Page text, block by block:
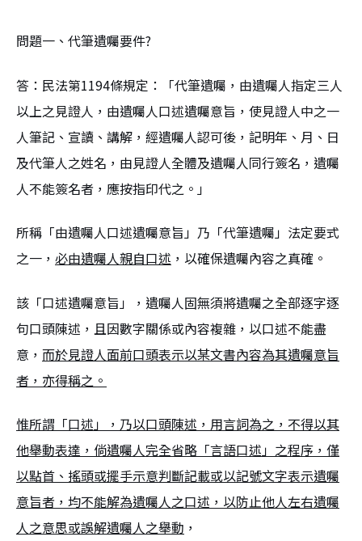
問題一、代筆遺囑要件?
答：民法第1194條規定：「代筆遺囑，由遺囑人指定三人
以上之見證人，由遺囑人口述遺囑意旨，使見證人中之一
人筆記、宣讀、講解，經遺囑人認可後，記明年、月、日
及代筆人之姓名，由見證人全體及遺囑人同行簽名，遺囑
人不能簽名者，應按指印代之。」
所稱「由遺囑人口述遺囑意旨」乃「代筆遺囑」法定要式
之一， 必由遺囑人親自口述 ，以確保遺囑內容之真確。
該「口述遺囑意旨」，遺囑人固無須將遺囑之全部逐字逐
句口頭陳述，且因數字關係或內容複雜，以口述不能盡
意， 而於見證人面前口頭表示以某文書內容為其遺囑意旨
者，亦得稱之。
惟所謂「口述」，乃以口頭陳述，用言詞為之，不得以其
他舉動表達，倘遺囑人完全省略「言語口述」之程序，僅
以點首、搖頭或擺手示意判斷記載或以記號文字表示遺囑
意旨者，均不能解為遺囑人之口述，以防止他人左右遺囑
人之意思或誤解遺囑人之舉動 ，